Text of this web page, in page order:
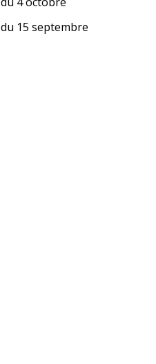
du 15 septembre